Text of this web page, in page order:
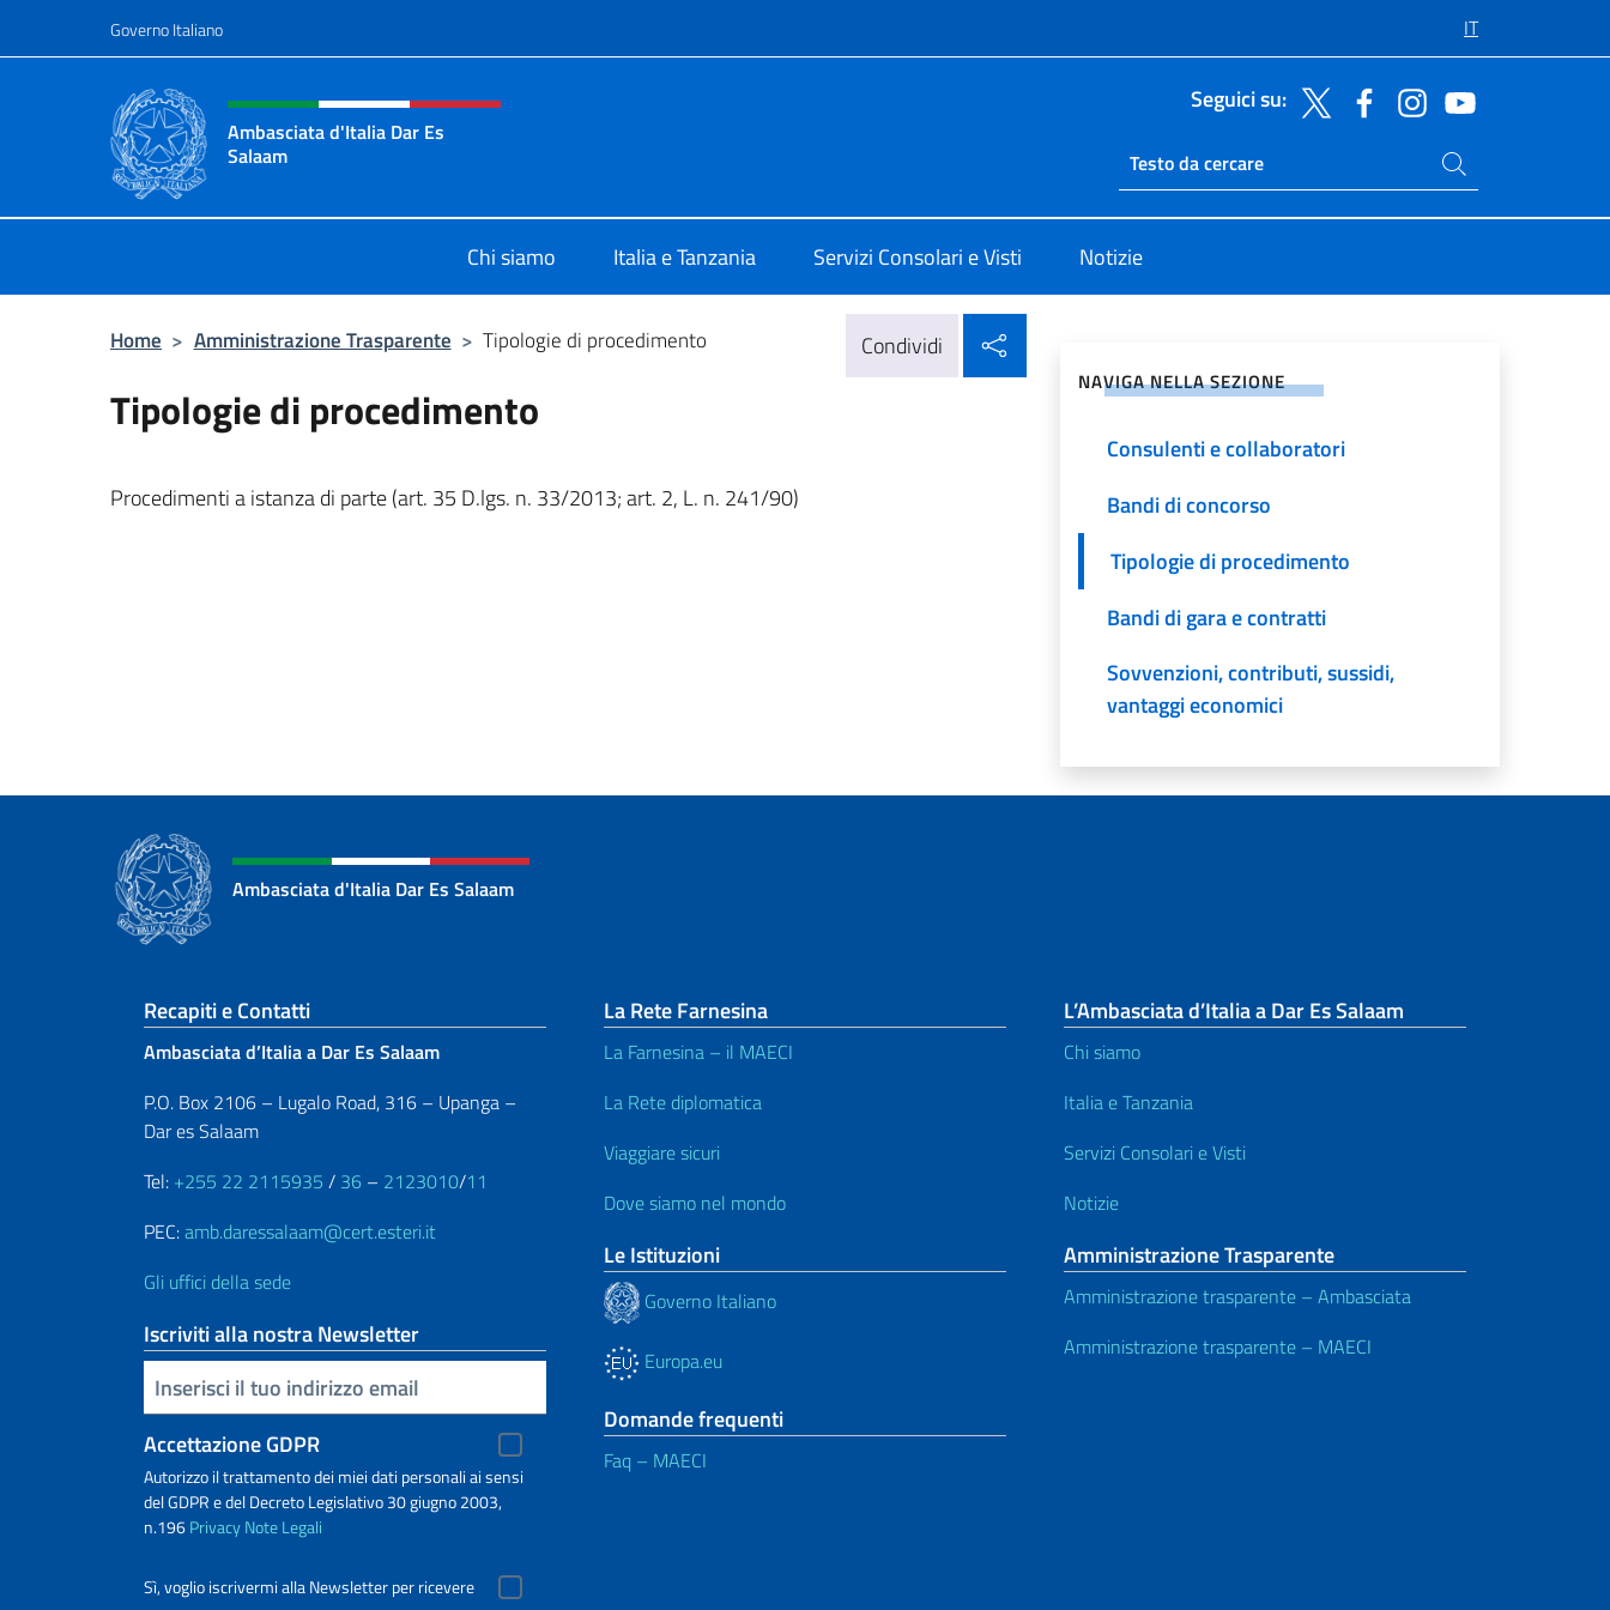
Governo Italiano IT
Intestazione sito, social e menù
Ambasciata d'Italia Dar Es
Salaam
Seguici su:
Ricerca sito live
Cerca nel sito
Chi siamo Italia e Tanzania Servizi Consolari e Visti Notizie
Home > Amministrazione Trasparente > Tipologie di procedimento Condividi
Tipologie di procedimento
Procedimenti a istanza di parte (art. 35 D.lgs. n. 33/2013; art. 2, L. n. 241/90)
NAVIGA NELLA SEZIONE
Consulenti e collaboratori
Bandi di concorso
Tipologie di procedimento
Bandi di gara e contratti
Sovvenzioni, contributi, sussidi,
vantaggi economici
Ambasciata d'Italia Dar Es Salaam
Sezione footer
Recapiti e Contatti
Ambasciata d’Italia a Dar Es Salaam
P.O. Box 2106 – Lugalo Road, 316 – Upanga –
Dar es Salaam
Tel: +255 22 2115935 / 36 – 2123010/11
PEC:amb.daressalaam@cert.esteri.it
Gli uffici della sede
Iscriviti alla nostra Newsletter
Inserisci la tua email
Accettazione GDPR
Autorizzo il trattamento dei miei dati personali ai sensi
del GDPR e del Decreto Legislativo 30 giugno 2003,
n.196PrivacyNote Legali
Sì, voglio iscrivermi alla Newsletter per ricevere
La Rete Farnesina
La Farnesina – il MAECI
La Rete diplomatica
Viaggiare sicuri
Dove siamo nel mondo
Le Istituzioni
Governo Italiano
Europa.eu
Domande frequenti
Faq – MAECI
L’Ambasciata d’Italia a Dar Es Salaam
Chi siamo
Italia e Tanzania
Servizi Consolari e Visti
Notizie
Amministrazione Trasparente
Amministrazione trasparente – Ambasciata
Amministrazione trasparente – MAECI